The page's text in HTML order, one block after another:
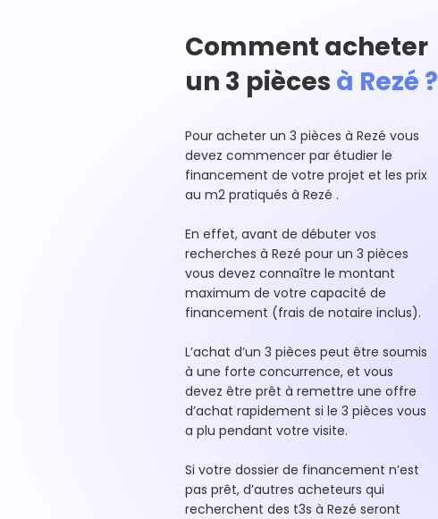
Comment acheter
un 3 pièces à Rezé ?
Pour acheter un 3 pièces à Rezé vous
devez commencer par étudier le
financement de votre projet et les prix
au m2 pratiqués à Rezé .
En effet, avant de débuter vos
recherches à Rezé pour un 3 pièces
vous devez connaître le montant
maximum de votre capacité de
financement (frais de notaire inclus).
L’achat d’un 3 pièces peut être soumis
à une forte concurrence, et vous
devez être prêt à remettre une offre
d’achat rapidement si le 3 pièces vous
a plu pendant votre visite.
Si votre dossier de financement n’est
pas prêt, d’autres acheteurs qui
recherchent des t3s à Rezé seront